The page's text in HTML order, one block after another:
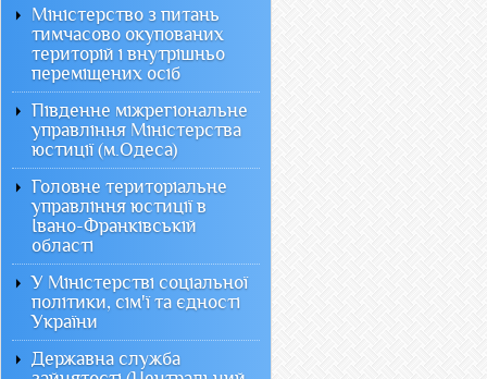
Міністерство з питань
тимчасово окупованих
територій і внутрішньо
переміщених осіб
Південне міжрегіональне
управління Міністерства
юстиції (м.Одеса)
Головне територіальне
управління юстиції в
Івано-Франківській
області
У Міністерстві соціальної
політики, сім'ї та єдності
України
Державна служба